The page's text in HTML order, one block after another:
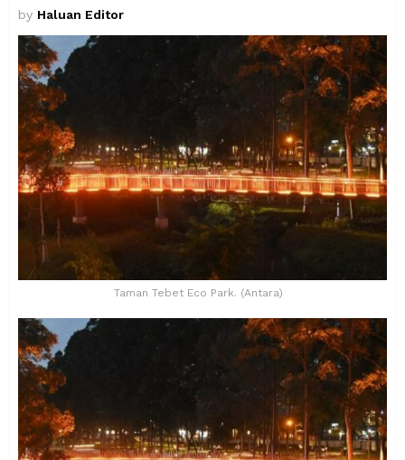
by Haluan Editor
Taman Tebet Eco Park. (Antara)